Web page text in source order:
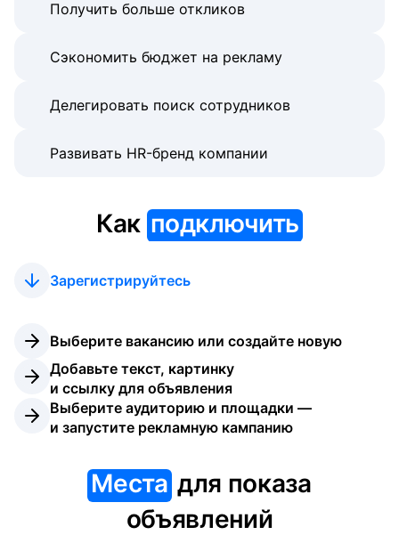
Получить больше откликов
Сэкономить бюджет на рекламу
Делегировать поиск сотрудников
Развивать HR-бренд компании
Как подключить
Зарегистрируйтесь
Выберите вакансию или создайте новую
Добавьте текст, картинку
и ссылку для объявления
Выберите аудиторию и площадки —
и запустите рекламную кампанию
Местадля показа
объявлений